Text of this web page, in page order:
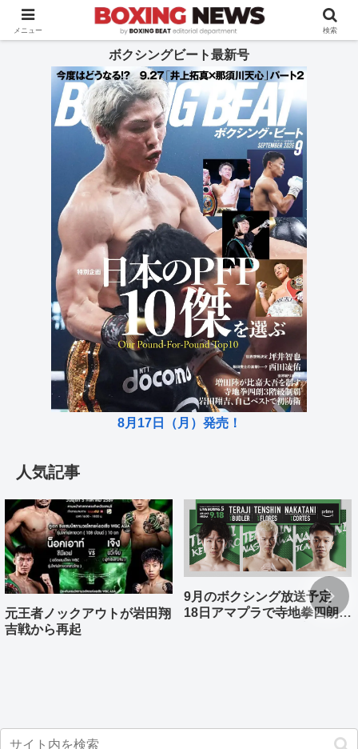
BOXING BEAT [ボクシング・ビート] 公式サイト
ボクシングビート最新号
8月17日（月）発売！
人気記事
元王者ノックアウトが岩田翔
吉戦から再起
9月のボクシング放送予定
18日アマプラで寺地拳四朗、
メニュー 検索